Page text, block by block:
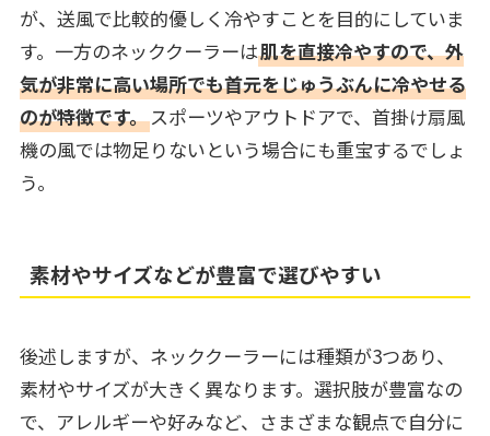
が、送風で比較的優しく冷やすことを目的にしていま
す。一方のネッククーラーは肌を直接冷やすので、外
気が非常に高い場所でも首元をじゅうぶんに冷やせる
のが特徴です。スポーツやアウトドアで、首掛け扇風
機の風では物足りないという場合にも重宝するでしょ
う。
素材やサイズなどが豊富で選びやすい
後述しますが、ネッククーラーには種類が3つあり、
素材やサイズが大きく異なります。選択肢が豊富なの
で、アレルギーや好みなど、さまざまな観点で自分に